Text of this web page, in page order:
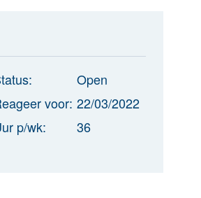
Open
voor: 22/03/2022
p/wk:
36